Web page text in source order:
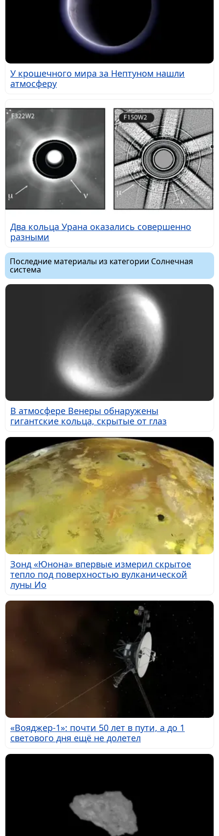
У крошечного мира за Нептуном нашли
атмосферу
Два кольца Урана оказались совершенно
разными
Последние материалы из категории Солнечная
система
В атмосфере Венеры обнаружены
гигантские кольца, скрытые от глаз
Зонд «Юнона» впервые измерил скрытое
тепло под поверхностью вулканической
луны Ио
«Вояджер-1»: почти 50 лет в пути, а до 1
светового дня ещё не долетел